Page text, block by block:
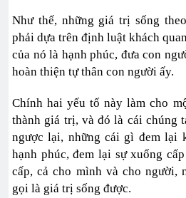
Như thế, những giá trị sống
phải dựa trên định luật khách
của nó là hạnh phúc, đưa con
hoàn thiện tự thân con người ấy.
Chính hai yếu tố này làm cho
thành giá trị, và đó là cái chúng
ngược lại, những cái gì đem lại
hạnh phúc, đem lại sự xuống
cấp, cả cho mình và cho người,
gọi là giá trị sống được.